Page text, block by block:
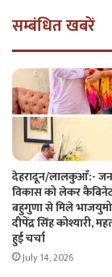
सम्बंधित खबरें
देहरादून/लालकुआँ:-
विकास को लेकर कैबिनेट
बहुगुणा से मिले भाजयुमो
दीपेंद्र सिंह कोश्यारी,
हुई चर्चा
July 14, 2026